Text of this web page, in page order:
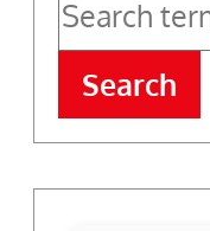
Search